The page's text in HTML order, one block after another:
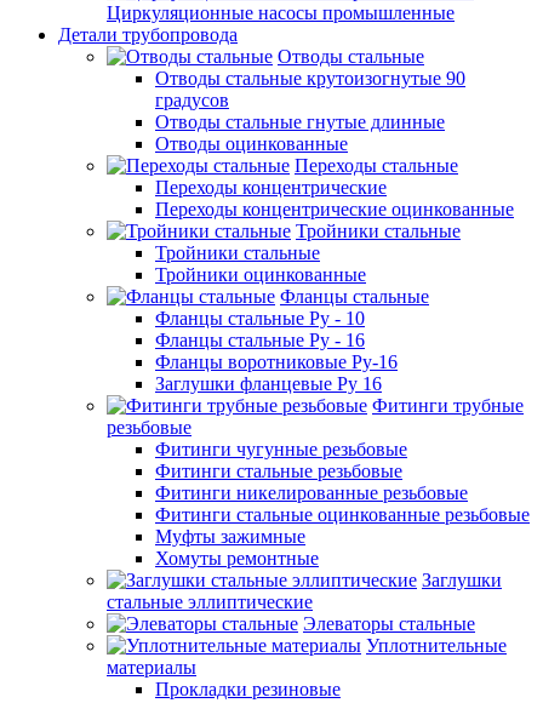
Циркуляционные насосы промышленные
Детали трубопровода
Отводы стальные
Отводы стальные крутоизогнутые 90
градусов
Отводы стальные гнутые длинные
Отводы оцинкованные
Переходы стальные
Переходы концентрические
Переходы концентрические оцинкованные
Тройники стальные
Тройники стальные
Тройники оцинкованные
Фланцы стальные
Фланцы стальные Ру - 10
Фланцы стальные Ру - 16
Фланцы воротниковые Ру-16
Заглушки фланцевые Ру 16
Фитинги трубные
резьбовые
Фитинги чугунные резьбовые
Фитинги стальные резьбовые
Фитинги никелированные резьбовые
Фитинги стальные оцинкованные резьбовые
Муфты зажимные
Хомуты ремонтные
Заглушки
стальные эллиптические
Элеваторы стальные
Уплотнительные
материалы
Прокладки резиновые